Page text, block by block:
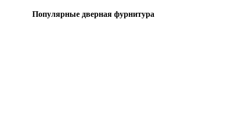
Популярные дверная фурнитура